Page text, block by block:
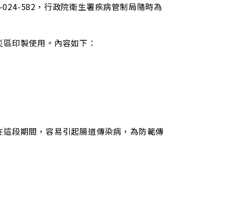
582，行政院衛生署疾病管制局隨時為
印製使用。內容如下：
段期間，容易引起腸道傳染病，為防範傳